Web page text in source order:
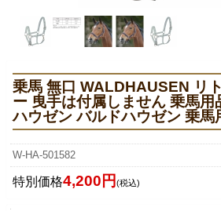
乗馬 無口 WALDHAUSEN リ
ー 曳手は付属しません 乗馬用
ハウゼン バルドハウゼン 乗馬
W-HA-501582
特別価格4,200円 (税込)